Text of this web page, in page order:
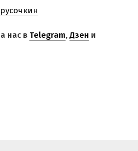
нас в Telegram,Дзен и